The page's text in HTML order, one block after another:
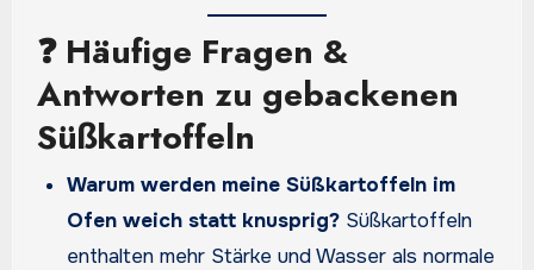
❓ Häufige Fragen &
Antworten zu gebackenen
Süßkartoffeln
Warum werden meine Süßkartoffeln im
Ofen weich statt knusprig? Süßkartoffeln
enthalten mehr Stärke und Wasser als normale